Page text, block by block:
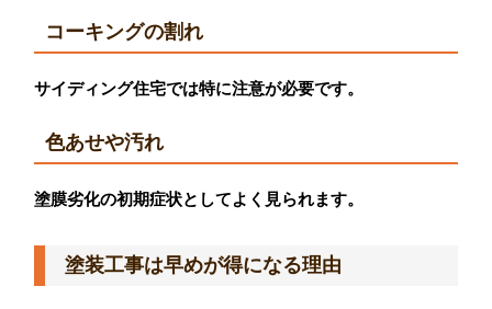
コーキングの割れ
サイディング住宅では特に注意が必要です。
色あせや汚れ
塗膜劣化の初期症状としてよく見られます。
塗装工事は早めが得になる理由